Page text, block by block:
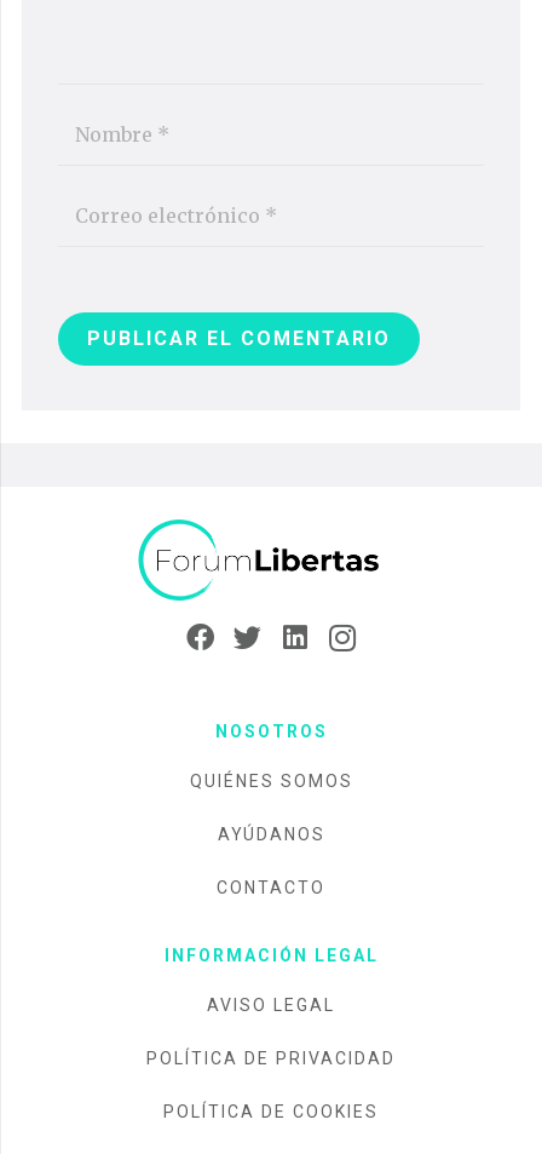
PUBLICAR EL COMENTARIO
NOSOTROS
QUIÉNES SOMOS
AYÚDANOS
CONTACTO
INFORMACIÓN LEGAL
AVISO LEGAL
POLÍTICA DE PRIVACIDAD
POLÍTICA DE COOKIES